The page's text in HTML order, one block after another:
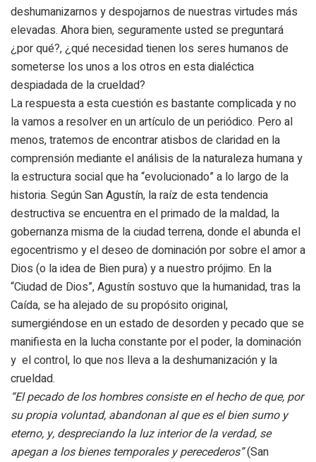
deshumanizarnos y despojarnos de nuestras virtudes más
elevadas. Ahora bien, seguramente usted se preguntará
¿por qué?, ¿qué necesidad tienen los seres humanos de
someterse los unos a los otros en esta dialéctica
despiadada de la crueldad?
La respuesta a esta cuestión es bastante complicada y no
la vamos a resolver en un artículo de un periódico. Pero al
menos, tratemos de encontrar atisbos de claridad en la
comprensión mediante el análisis de la naturaleza humana y
la estructura social que ha “evolucionado” a lo largo de la
historia. Según San Agustín, la raíz de esta tendencia
destructiva se encuentra en el primado de la maldad, la
gobernanza misma de la ciudad terrena, donde el abunda el
egocentrismo y el deseo de dominación por sobre el amor a
Dios (o la idea de Bien pura) y a nuestro prójimo. En la
“Ciudad de Dios”, Agustín sostuvo que la humanidad, tras la
Caída, se ha alejado de su propósito original,
sumergiéndose en un estado de desorden y pecado que se
manifiesta en la lucha constante por el poder, la dominación
y el control, lo que nos lleva a la deshumanización y la
crueldad.
“El pecado de los hombres consiste en el hecho de que, por
su propia voluntad, abandonan al que es el bien sumo y
eterno, y, despreciando la luz interior de la verdad, se
apegan a los bienes temporales y perecederos”(San